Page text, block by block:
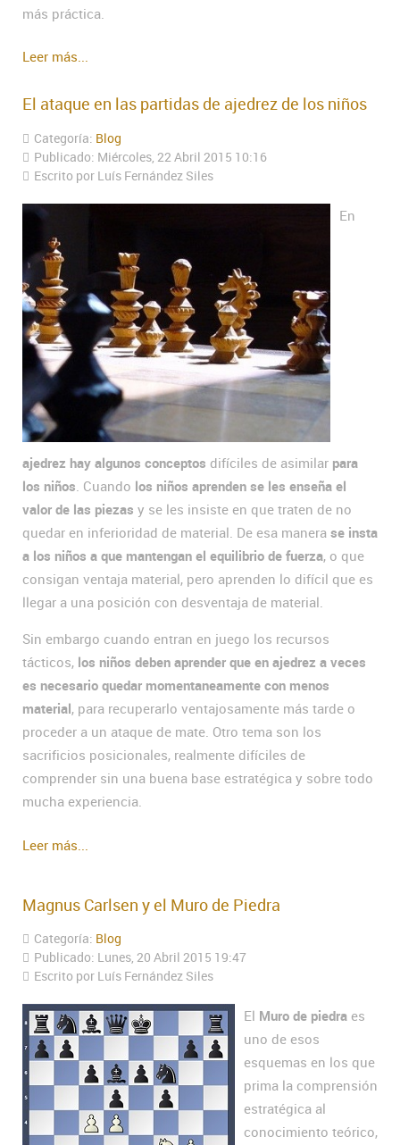
más práctica.
Leer más...
El ataque en las partidas de ajedrez de los niños
Categoría: Blog
Publicado: Miércoles, 22 Abril 2015 10:16
Escrito por Luís Fernández Siles
En
ajedrez hay algunos conceptos difíciles de asimilar para
los niños. Cuando los niños aprenden se les enseña el
valor de las piezas y se les insiste en que traten de no
quedar en inferioridad de material. De esa manera se insta
a los niños a que mantengan el equilibrio de fuerza, o que
consigan ventaja material, pero aprenden lo difícil que es
llegar a una posición con desventaja de material.
Sin embargo cuando entran en juego los recursos
tácticos, los niños deben aprender que en ajedrez a veces
es necesario quedar momentaneamente con menos
material, para recuperarlo ventajosamente más tarde o
proceder a un ataque de mate. Otro tema son los
sacrificios posicionales, realmente difíciles de
comprender sin una buena base estratégica y sobre todo
mucha experiencia.
Leer más...
Magnus Carlsen y el Muro de Piedra
Categoría: Blog
Publicado: Lunes, 20 Abril 2015 19:47
Escrito por Luís Fernández Siles
El Muro de piedra es
uno de esos
esquemas en los que
prima la comprensión
estratégica al
conocimiento teórico,